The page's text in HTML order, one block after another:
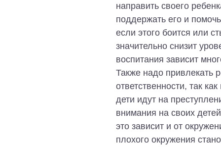
направить своего
поддержать его и
если этого боится или
значительно снизит
воспитания зависит
Также надо привлекать
ответственности, так
дети идут на
внимания на своих
это зависит и от
плохого окружения